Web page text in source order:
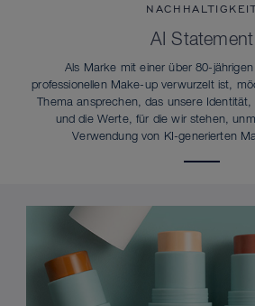
AI Statement
Als Marke mit einer über 80-
professionellen Make-up verwurzelt ist,
Thema ansprechen, das unsere
und die Werte, für die wir stehen,
Verwendung von KI-generierten